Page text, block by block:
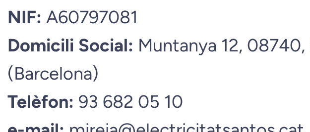
NIF: A60797081
Domicili Social: Muntanya 12,
(Barcelona)
Telèfon: 93 682 05 10